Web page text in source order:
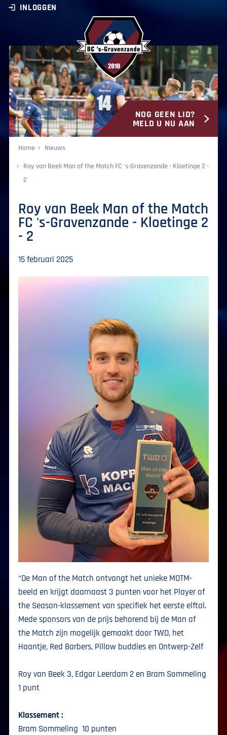
BC ‘s-Gravenzande
INLOGGEN
NOG GEEN LID?
MELD U NU AAN
Home
Nieuws
Roy van Beek Man of the Match FC 's-Gravenzande - Kloetinge 2 -
2
Roy van Beek Man of the Match
FC 's-Gravenzande - Kloetinge 2
- 2
15 februari 2025
“De Man of the Match ontvangt het unieke MOTM-
beeld en krijgt daarnaast 3 punten voor het Player of
the Season-klassement van specifiek het eerste elftal.
Mede sponsors van de prijs behorend bij de Man of
the Match zijn mogelijk gemaakt door TWD, het
Haantje, Red Barbers, Pillow buddies en Ontwerp-Zelf
Roy van Beek 3, Edgar Leerdam 2 en Bram Sommeling
1 punt
Klassement :
Bram Sommeling 10 punten